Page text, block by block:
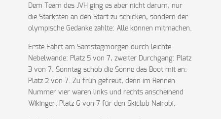
Dem Team des JVH ging es aber nicht darum, nur
die Stärksten an den Start zu schicken, sondern der
olympische Gedanke zählte: Alle können mitmachen.
Erste Fahrt am Samstagmorgen durch leichte
Nebelwände: Platz 5 von 7, zweiter Durchgang: Platz
3 von 7. Sonntag schob die Sonne das Boot mit an:
Platz 2 von 7. Zu früh gefreut, denn im Rennen
Nummer vier waren links und rechts anscheinend
Wikinger: Platz 6 von 7 für den Skiclub Nairobi.